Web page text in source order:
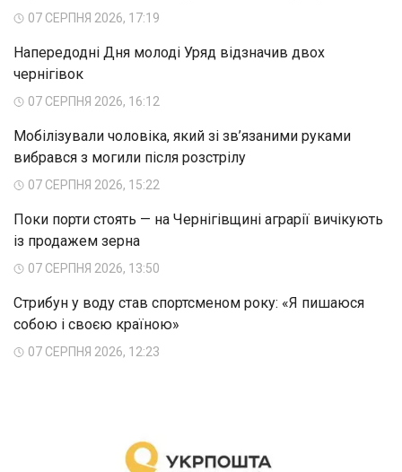
07 СЕРПНЯ 2026, 17:19
Напередодні Дня молоді Уряд відзначив двох
чернігівок
07 СЕРПНЯ 2026, 16:12
Мобілізували чоловіка, який зі зв’язаними руками
вибрався з могили після розстрілу
07 СЕРПНЯ 2026, 15:22
Поки порти стоять — на Чернігівщині аграрії вичікують
із продажем зерна
07 СЕРПНЯ 2026, 13:50
Стрибун у воду став спортсменом року: «Я пишаюся
собою і своєю країною»
07 СЕРПНЯ 2026, 12:23